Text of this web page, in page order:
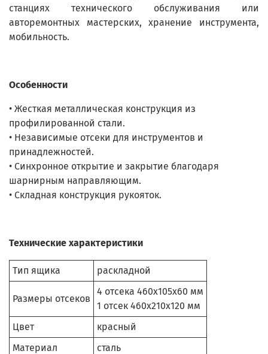
станциях технического обслуживания или
авторемонтных мастерских, хранение инструмента,
мобильность.
Особенности
• Жесткая металлическая конструкция из
профилированной стали.
• Независимые отсеки для инструментов и
принадлежностей.
• Синхронное открытие и закрытие благодаря
шарнирным направляющим.
• Складная конструкция рукояток.
Технические характеристики
Тип ящика раскладной
Размеры отсеков
4 отсека 460х105х60 мм
1 отсек 460х210х120 мм
Цвет
красный
Материал
сталь